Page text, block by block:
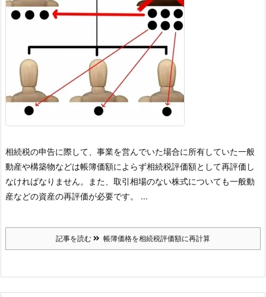
相続税の申告に際して、事業を営んでいた場合に所有していた一般
動産や構築物などは帳簿価額によらず相続税評価額として再評価し
なければなりません。
また、取引相場のない株式についても一般動
産などの資産の再評価が必要です。 ...
記事を読む 帳簿価格を相続税評価額に再計算